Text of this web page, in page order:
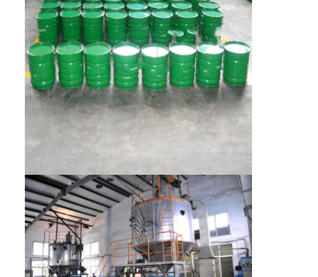
कारखाने का दौरा
गुणवत्ता नियंत्रण
हमसे संपर्क करें
अब बात करें
मैक्रो टंगस्टन कार्बाइड पाउडर
गोलाकार कास्ट टंगस्टन कार्बाइड
थर्मल स्प्रे पाउडर